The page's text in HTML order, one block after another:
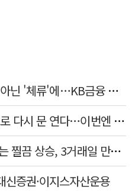
지방상권 생존 열쇠, '정주' 아닌 '체류'에…KB금융 데이터로 본 소상공인 경제
싸이월드, 10월 베타서비스로 다시 문 연다…이번엔 진짜 부활할까
코스닥, 6.97%↑…코스피는 찔끔 상승, 3거래일 만에 반등
증권·이지스자산운용